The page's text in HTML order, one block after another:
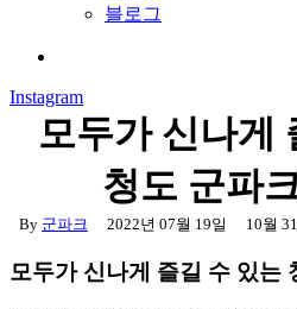
블로그
Instagram
모두가 신나게
청도 군파
By 군파크 2022년 07월 19일 10월
모두가 신나게 즐길 수 있는